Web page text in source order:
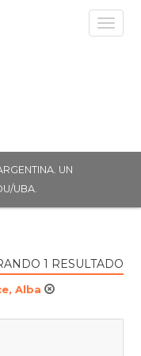
UN
UBA.
1 RESULTADO
Alba